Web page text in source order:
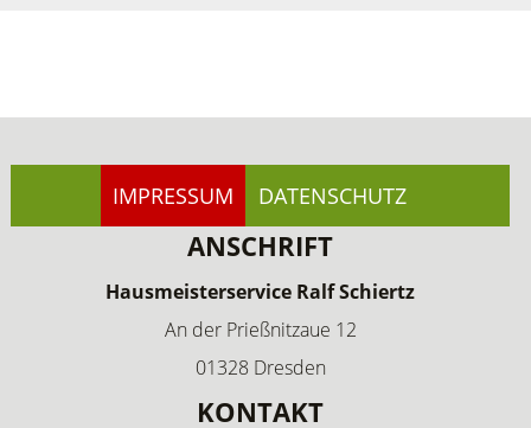
IMPRESSUM DATENSCHUTZ
ANSCHRIFT
Hausmeisterservice Ralf Schiertz
An der Prießnitzaue 12
01328 Dresden
KONTAKT